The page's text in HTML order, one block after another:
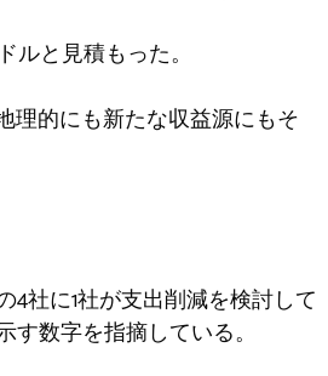
ルと見積もった。
理的にも新たな収益源にもそ
社に1社が支出削減を検討して
数字を指摘している。